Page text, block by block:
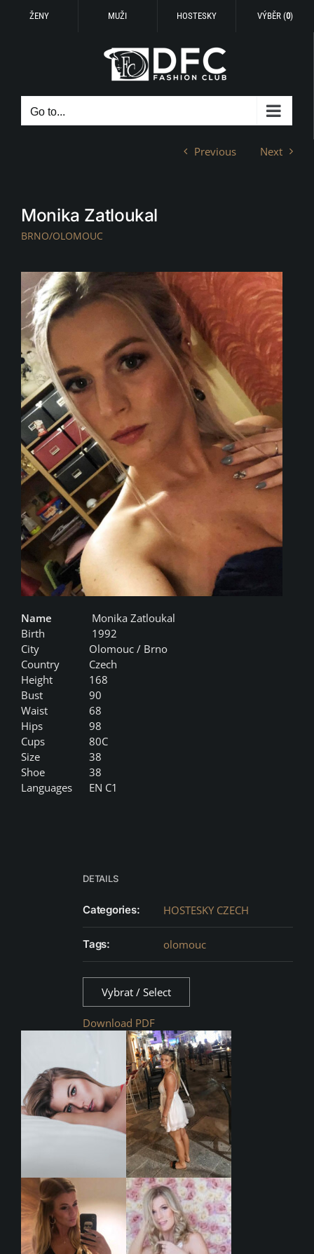
ŽENY MUŽI HOSTESKY VÝBĚR (0)
Go to...
Previous Next
Monika Zatloukal
BRNO/OLOMOUC
Name
Monika Zatloukal
Birth
1992
City
Olomouc / Brno
Country
Czech
Height
168
Bust
90
Waist
68
Hips
98
Cups
80C
Size
38
Shoe
38
Languages
EN C1
DETAILS
Categories: HOSTESKY CZECH
Tags: olomouc
Vybrat / Select
Download PDF